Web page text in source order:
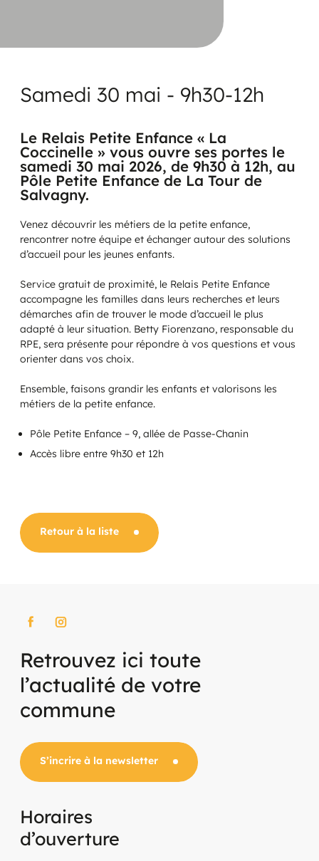
Samedi 30 mai - 9h30-12h
Le Relais Petite Enfance « La
Coccinelle » vous ouvre ses portes le
samedi 30 mai 2026, de 9h30 à 12h, au
Pôle Petite Enfance de La Tour de
Salvagny.
Venez découvrir les métiers de la petite enfance,
rencontrer notre équipe et échanger autour des solutions
d’accueil pour les jeunes enfants.
Service gratuit de proximité, le Relais Petite Enfance
accompagne les familles dans leurs recherches et leurs
démarches afin de trouver le mode d’accueil le plus
adapté à leur situation. Betty Fiorenzano, responsable du
RPE, sera présente pour répondre à vos questions et vous
orienter dans vos choix.
Ensemble, faisons grandir les enfants et valorisons les
métiers de la petite enfance.
Pôle Petite Enfance – 9, allée de Passe-Chanin
Accès libre entre 9h30 et 12h
Retour à la liste
Retrouvez ici toute
l’actualité de votre
commune
S’incrire à la newsletter
Horaires
d’ouverture
Les collectes